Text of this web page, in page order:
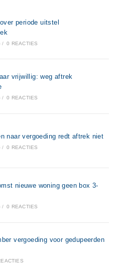
periode uitstel
/ 0 REACTIES
vrijwillig: weg aftrek
/ 0 REACTIES
naar vergoeding redt aftrek niet
/ 0 REACTIES
nieuwe woning geen box 3-
/ 0 REACTIES
vergoeding voor gedupeerden